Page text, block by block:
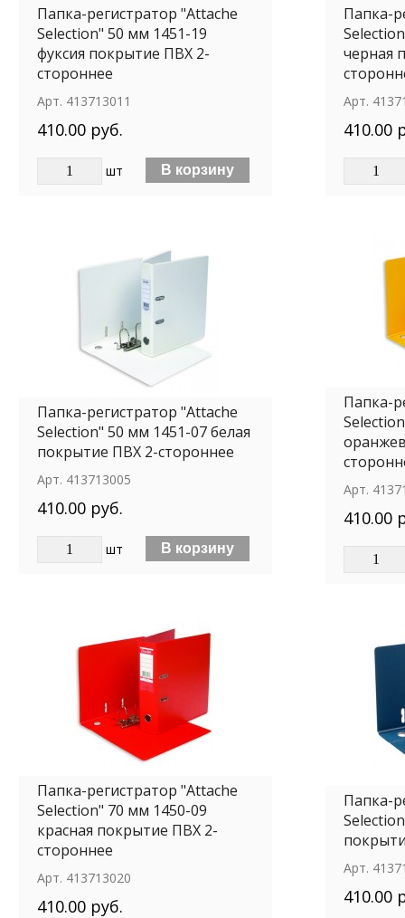
Папка-регистратор "Attache
Selection" 50 мм 1451-19
фуксия покрытие ПВХ 2-
стороннее
Арт. 413713011
410.00 руб.
шт
Папка-
черная
Арт.
410.00
Папка-регистратор "Attache
Selection" 50 мм 1451-07 белая
покрытие ПВХ 2-стороннее
Арт. 413713005
410.00 руб.
шт
Папка-
Арт.
410.00
Папка-регистратор "Attache
Selection" 70 мм 1450-09
красная покрытие ПВХ 2-
стороннее
Арт. 413713020
410.00 руб.
Папка-
Арт.
410.00